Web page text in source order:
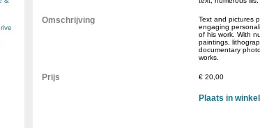
Omschrijving
Text and pictures
engaging
of his work. With
paintings,
documentary
works.
Prijs € 20,00
Plaats in